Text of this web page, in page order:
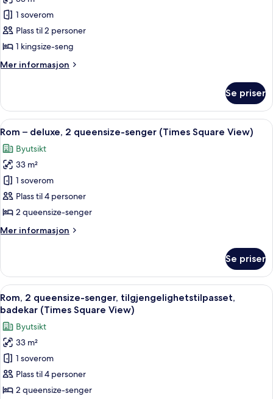
View)
Rom,
kingsize-
seng,
hjørnerom
(Times
View,
High
Floor)
1 soverom
Plass til 2 personer
1 kingsize-seng
Mer informasjon
Mer
1
kingsize-
seng,
(Times
Square
View,
High
Floor)
Se priser
Åpne
alle
bildene
av
Rom
–
deluxe,
queensize-
Square
View)
Sengetøy av topp kvalitet, safe på
5
Rom – deluxe, 2 queensize-senger (Times Square View)
Byutsikt
33 m²
1 soverom
Plass til 4 personer
2 queensize-senger
Mer informasjon
Mer
–
deluxe,
2
queensize-
(Times
Square
View)
Se priser
Åpne
alle
bildene
av
Rom,
2
queensize-
senger,
Sengetøy av topp kvalitet, safe på
4
Rom, 2 queensize-senger, tilgjengelighetstilpasset,
badekar (Times Square View)
Byutsikt
33 m²
1 soverom
Plass til 4 personer
2 queensize-senger